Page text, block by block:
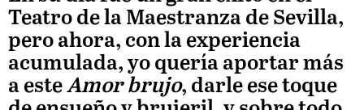
Teatro de la Maestranza de Sevilla,
pero ahora, con la experiencia
acumulada, yo quería aportar más
a esteAmor brujo, darle ese toque